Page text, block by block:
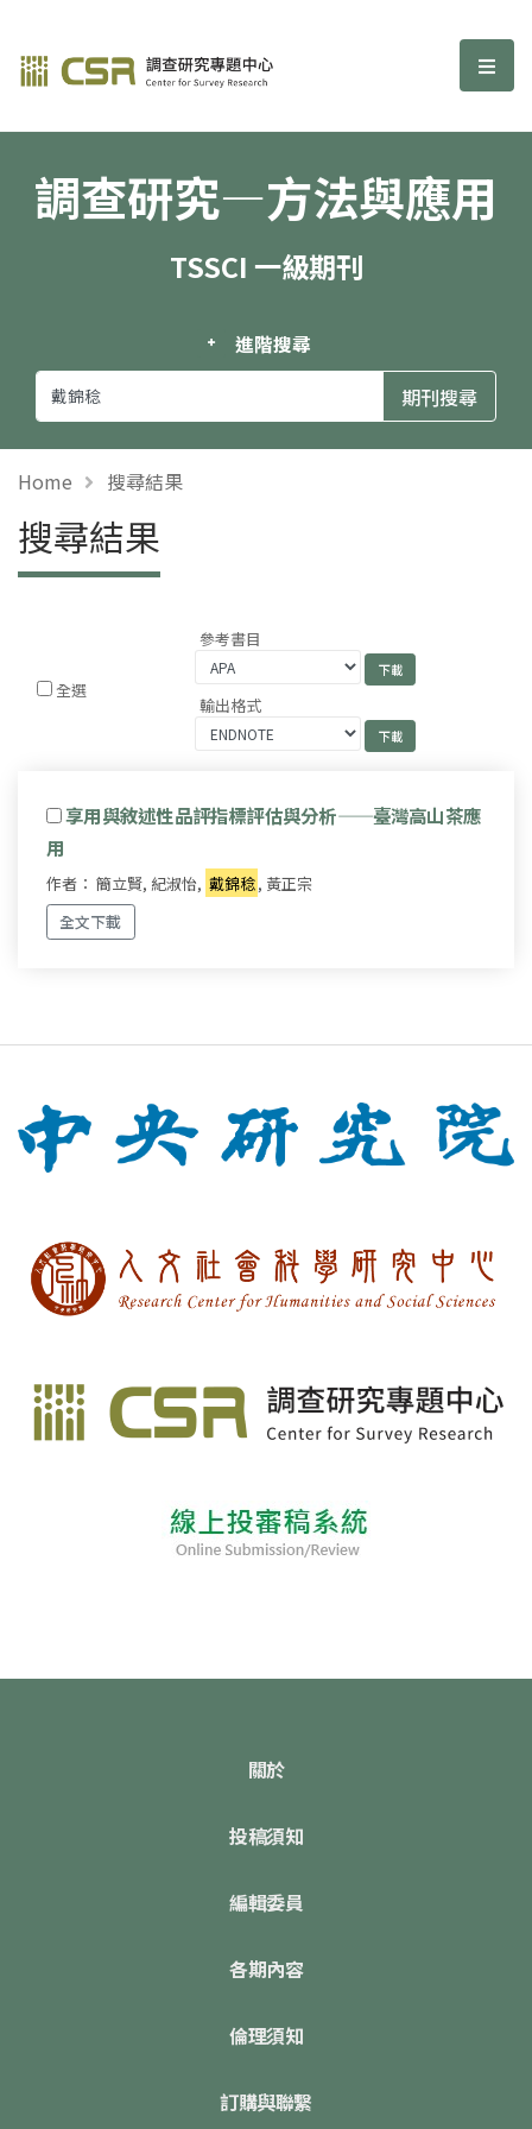
調查研究—方法與應用期刊 選
調查研究—方法與應用
TSSCI 一級期刊
進階搜尋
Home 搜尋結果
搜尋結果
全選
參考書目
輸出格式
享用與敘述性品評指標評估與分析——臺灣高山茶應
用
作者： 簡立賢, 紀淑怡, 戴錦稔, 黃正宗
全文下載
關於
投稿須知
編輯委員
各期內容
倫理須知
訂購與聯繫